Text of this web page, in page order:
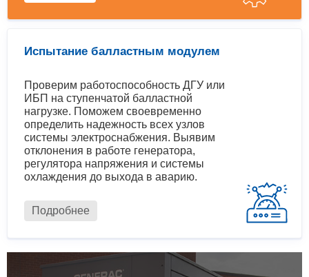
Испытание балластным модулем
Проверим работоспособность ДГУ или
ИБП на ступенчатой балластной
нагрузке. Поможем своевременно
определить надежность всех узлов
системы электроснабжения. Выявим
отклонения в работе генератора,
регулятора напряжения и системы
охлаждения до выхода в аварию.
Подробнее